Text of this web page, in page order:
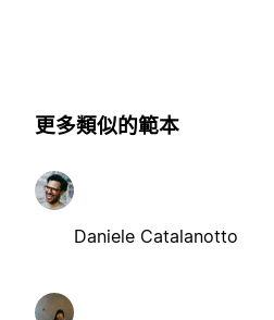
更多類似的範本
Daniele Catalanotto